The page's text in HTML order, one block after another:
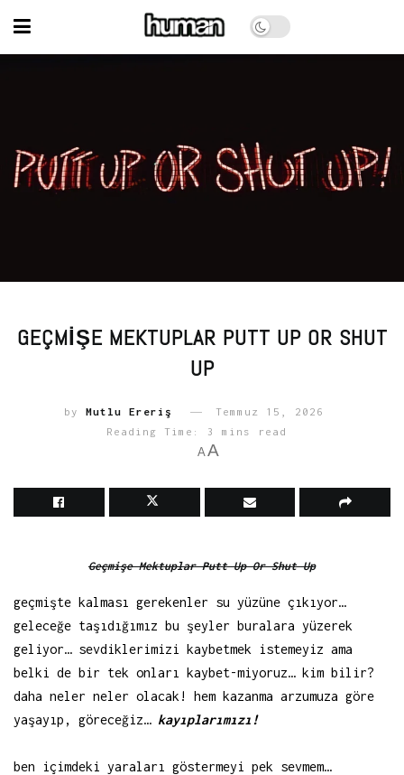
GEÇMIŞE MEKTUPLAR PUTT UP OR SHUT
UP
by Mutlu Ereriş
Temmuz 15, 2026
Reading Time: 3 mins read
AA
Geçmişe Mektuplar Putt Up Or Shut Up
geçmişte kalması gerekenler su yüzüne çıkıyor…
geleceğe taşıdığımız bu şeyler buralara yüzerek
geliyor… sevdiklerimizi kaybetmek istemeyiz ama
belki de bir tek onları kaybet-miyoruz… kim bilir?
daha neler neler olacak! hem kazanma arzumuza göre
yaşayıp, göreceğiz… kayıplarımızı!
ben içimdeki yaraları göstermeyi pek sevmem…